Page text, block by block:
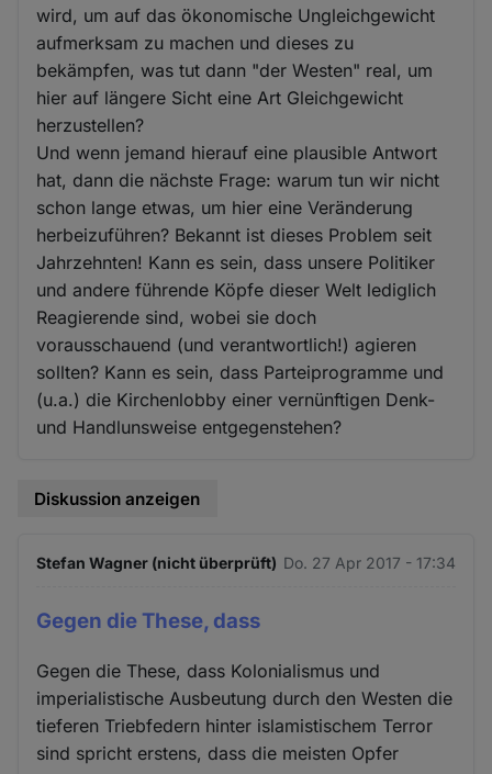
wird, um auf das ökonomische Ungleichgewicht
aufmerksam zu machen und dieses zu
bekämpfen, was tut dann "der Westen" real, um
hier auf längere Sicht eine Art Gleichgewicht
herzustellen?
Und wenn jemand hierauf eine plausible Antwort
hat, dann die nächste Frage: warum tun wir nicht
schon lange etwas, um hier eine Veränderung
herbeizuführen? Bekannt ist dieses Problem seit
Jahrzehnten! Kann es sein, dass unsere Politiker
und andere führende Köpfe dieser Welt lediglich
Reagierende sind, wobei sie doch
vorausschauend (und verantwortlich!) agieren
sollten? Kann es sein, dass Parteiprogramme und
(u.a.) die Kirchenlobby einer vernünftigen Denk-
und Handlunsweise entgegenstehen?
Diskussion anzeigen
Stefan Wagner (nicht überprüft) Do. 27 Apr 2017 - 17:34
Gegen die These, dass
Gegen die These, dass Kolonialismus und
imperialistische Ausbeutung durch den Westen die
tieferen Triebfedern hinter islamistischem Terror
sind spricht erstens, dass die meisten Opfer